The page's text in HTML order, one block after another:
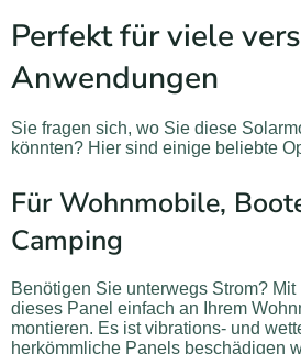
Perfekt für viele
Anwendungen
Sie fragen sich, wo Sie diese
könnten? Hier sind einige beliebte
Für Wohnmobile,
Camping
Benötigen Sie unterwegs Strom? Mit
dieses Panel einfach an Ihrem
montieren. Es ist vibrations- und
herkömmliche Panels beschädigen